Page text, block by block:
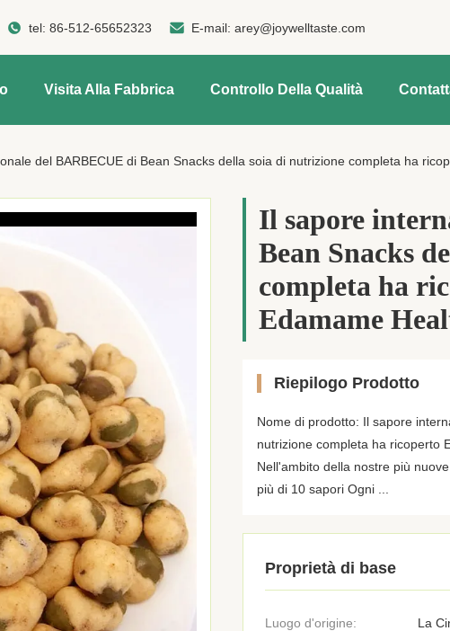
tel:86-512-65652323 E-mail:arey@joywelltaste.com
Visita Alla Fabbrica Controllo Della Qualità
del BARBECUE di Bean Snacks della soia di nutrizione completa ha
Il sapore
Bean Snacks
completa ha
Edamame
Riepilogo Prodotto
Nome di prodotto: Il sapore
nutrizione completa ha ricoperto
Nell'ambito della nostre più
più di 10 sapori Ogni ...
Proprietà di base
Luogo d'origine: La